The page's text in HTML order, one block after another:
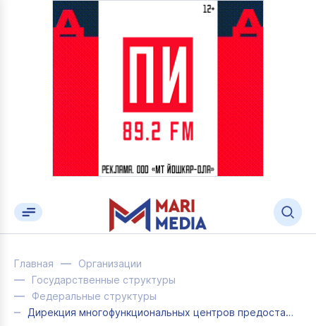
Главная
Организации
Государственные структуры
Федеральные структуры
Дирекция многофункциональных центров предоставления государственных и муниципаль...